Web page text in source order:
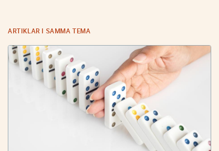
ARTIKLAR I SAMMA TEMA